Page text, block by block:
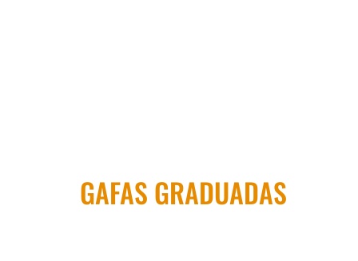
GAFAS GRADUADAS